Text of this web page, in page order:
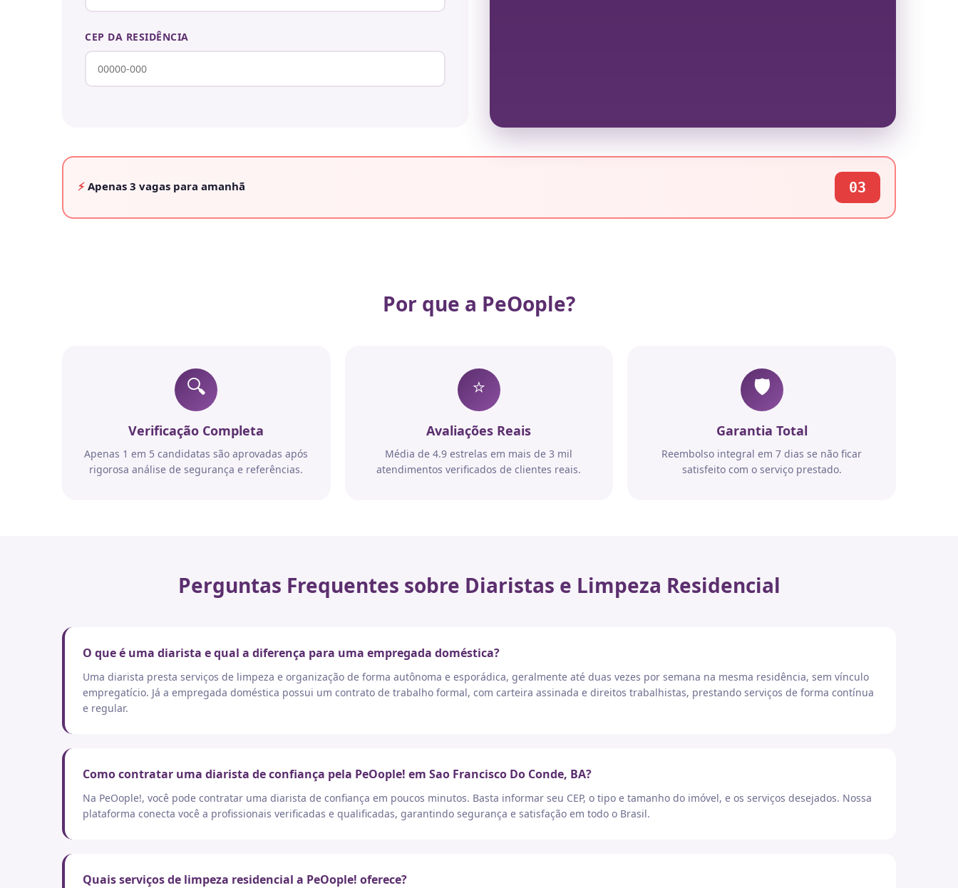
CEP DA RESIDÊNCIA
⚡ Apenas 3 vagas para amanhã 03
Por que a PeOople?
🔍
Verificação Completa
Apenas 1 em 5 candidatas são aprovadas após
rigorosa análise de segurança e referências.
⭐
Avaliações Reais
Média de 4.9 estrelas em mais de 3 mil
atendimentos verificados de clientes reais.
🛡️
Garantia Total
Reembolso integral em 7 dias se não ficar
satisfeito com o serviço prestado.
Perguntas Frequentes sobre Diaristas e Limpeza Residencial
O que é uma diarista e qual a diferença para uma empregada doméstica?
Uma diarista presta serviços de limpeza e organização de forma autônoma e esporádica, geralmente até duas vezes por semana na mesma residência, sem vínculo
empregatício. Já a empregada doméstica possui um contrato de trabalho formal, com carteira assinada e direitos trabalhistas, prestando serviços de forma contínua
e regular.
Como contratar uma diarista de confiança pela PeOople! em Sao Francisco Do Conde, BA?
Na PeOople!, você pode contratar uma diarista de confiança em poucos minutos. Basta informar seu CEP, o tipo e tamanho do imóvel, e os serviços desejados. Nossa
plataforma conecta você a profissionais verificadas e qualificadas, garantindo segurança e satisfação em todo o Brasil.
Quais serviços de limpeza residencial a PeOople! oferece?